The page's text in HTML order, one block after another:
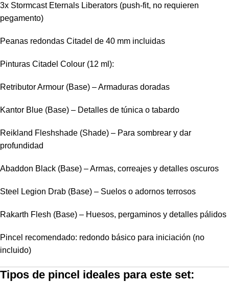
3x Stormcast Eternals Liberators (push-fit, no requieren
pegamento)
Peanas redondas Citadel de 40 mm incluidas
Pinturas Citadel Colour (12 ml):
Retributor Armour (Base) – Armaduras doradas
Kantor Blue (Base) – Detalles de túnica o tabardo
Reikland Fleshshade (Shade) – Para sombrear y dar
profundidad
Abaddon Black (Base) – Armas, correajes y detalles oscuros
Steel Legion Drab (Base) – Suelos o adornos terrosos
Rakarth Flesh (Base) – Huesos, pergaminos y detalles pálidos
Pincel recomendado: redondo básico para iniciación (no
incluido)
Tipos de pincel ideales para este set: